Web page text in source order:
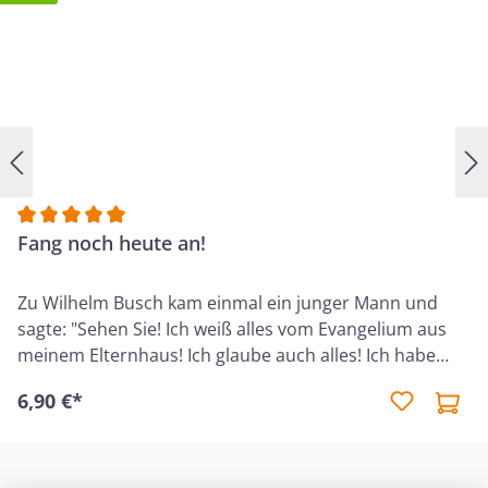
Durchschnittliche Bewertung von 5 von 5 Sternen
Fang noch heute an!
Zu Wilhelm Busch kam einmal ein junger Mann und
sagte: "Sehen Sie! Ich weiß alles vom Evangelium aus
meinem Elternhaus! Ich glaube auch alles! Ich habe
Wahrheit bezeugt. Aber – ich bin tot. Es lässt mich das
6,90 €*